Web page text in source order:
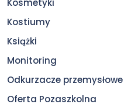
Kosmetyki
Kostiumy
Książki
Monitoring
Odkurzacze przemysłowe
Oferta Pozaszkolna